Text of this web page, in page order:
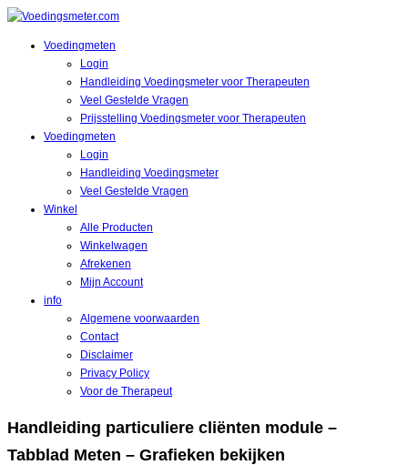
Voedingmeten
Login
Handleiding Voedingsmeter voor Therapeuten
Veel Gestelde Vragen
Prijsstelling Voedingsmeter voor Therapeuten
Voedingmeten
Login
Handleiding Voedingsmeter
Veel Gestelde Vragen
Winkel
Alle Producten
Winkelwagen
Afrekenen
Mijn Account
info
Algemene voorwaarden
Contact
Disclaimer
Privacy Policy
Voor de Therapeut
Handleiding particuliere cliënten module –
Tabblad Meten – Grafieken bekijken